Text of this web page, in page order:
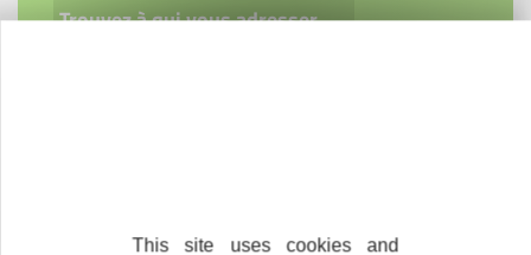
Trouvez à qui vous adresser
This site uses cookies and